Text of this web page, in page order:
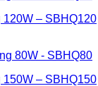
– SBHQ120
– SBHQ150